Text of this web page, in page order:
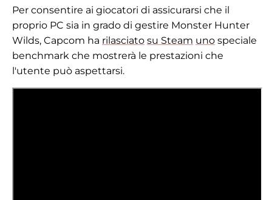
Per consentire ai giocatori di assicurarsi che il
proprio PC sia in grado di gestire Monster Hunter
Wilds, Capcom ha rilasciato su Steam uno speciale
benchmark che mostrerà le prestazioni che
l'utente può aspettarsi.